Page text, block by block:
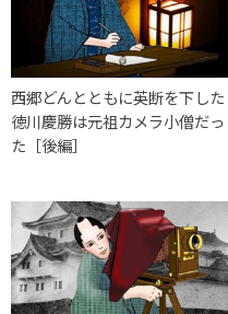
西郷どんとともに英断を下した
徳川慶勝は元祖カメラ小僧だっ
た［後編］